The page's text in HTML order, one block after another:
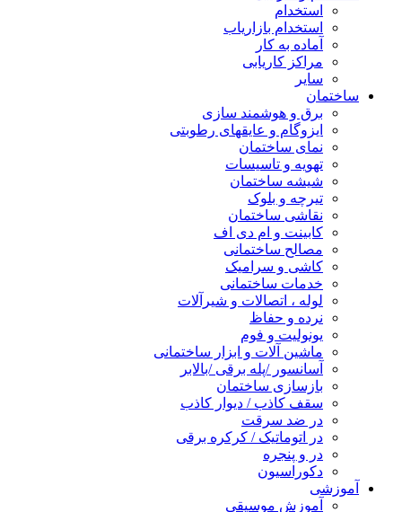
استخدام
استخدام بازاریاب
آماده به کار
مراکز کاریابی
سایر
ساختمان
برق و هوشمند سازی
ایزوگام و عایقهای رطوبتی
نمای ساختمان
تهویه و تاسیسات
شیشه ساختمان
تیرچه و بلوک
نقاشی ساختمان
کابینت و ام دی اف
مصالح ساختمانی
کاشی و سرامیک
خدمات ساختمانی
لوله ، اتصالات و شیرآلات
نرده و حفاظ
یونولیت و فوم
ماشین آلات و ابزار ساختمانی
آسانسور /پله برقی /بالابر
بازسازی ساختمان
سقف کاذب / دیوار کاذب
در ضد سرقت
در اتوماتیک / کرکره برقی
در و پنجره
دکوراسیون
آموزشی
آموزش موسیقی